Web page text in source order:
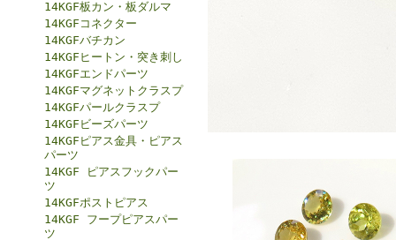
14KGF板カン・板ダルマ
14KGFコネクター
14KGFバチカン
14KGFヒートン・突き刺し
14KGFエンドパーツ
14KGFマグネットクラスプ
14KGFパールクラスプ
14KGFビーズパーツ
14KGFピアス金具・ピアス
パーツ
14KGF ピアスフックパー
ツ
14KGFポストピアス
14KGF フープピアスパー
ツ